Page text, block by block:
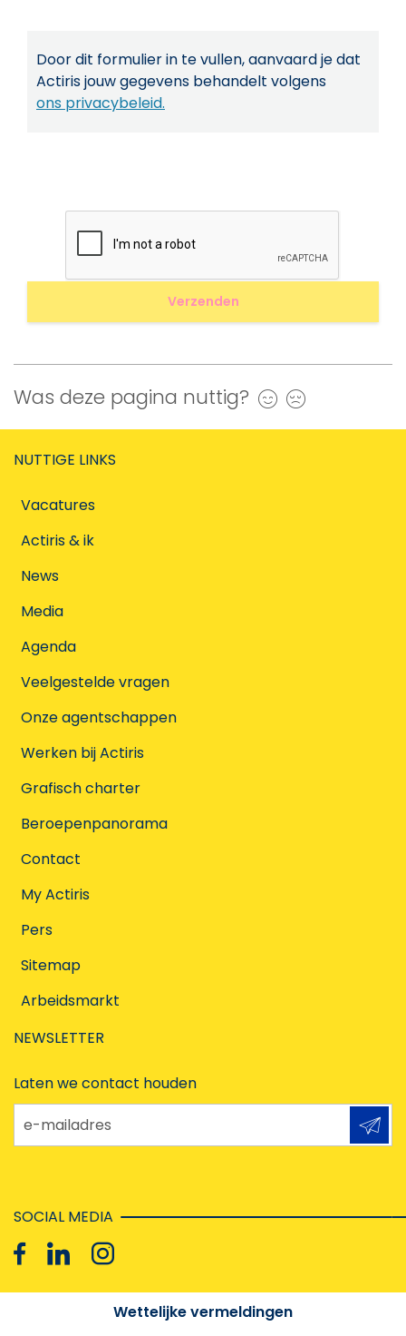
Door dit formulier in te vullen, aanvaard je dat
Actiris jouw gegevens behandelt volgens
ons privacybeleid.
Was deze pagina nuttig? Ja
NUTTIGE LINKS
Vacatures
Actiris & ik
News
Media
Agenda
Veelgestelde vragen
Onze agentschappen
Werken bij Actiris
Grafisch charter
Beroepenpanorama
Contact
My Actiris
Pers
Sitemap
Arbeidsmarkt
NEWSLETTER
Laten we contact houden
e-mailadres
SOCIAL MEDIA
Wettelijke vermeldingen